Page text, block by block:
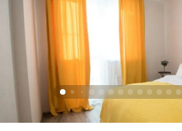
Избранное
История просмотра
Добавить свой объект